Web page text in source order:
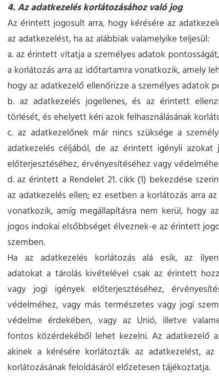
4. Az adatkezelés korlátozásához való jog
Az érintett jogosult arra, hogy kérésére az
az adatkezelést, ha az alábbiak valamelyike teljesül:
a. az érintett vitatja a személyes adatok
a korlátozás arra az időtartamra vonatkozik, amely
hogy az adatkezelő ellenőrizze a személyes adatok
b. az adatkezelés jogellenes, és az érintett
törlését, és ehelyett kéri azok felhasználásának
c. az adatkezelőnek már nincs szüksége a
adatkezelés céljából, de az érintett igényli azokat
előterjesztéséhez, érvényesítéséhez vagy
d. az érintett a Rendelet 21. cikk (1) bekezdése
az adatkezelés ellen; ez esetben a korlátozás arra
vonatkozik, amíg megállapításra nem kerül, hogy
jogos indokai elsőbbséget élveznek-e az érintett
szemben.
Ha az adatkezelés korlátozás alá esik, az
adatokat a tárolás kivételével csak az érintett
vagy jogi igények előterjesztéséhez,
védelméhez, vagy más természetes vagy jogi
védelme érdekében, vagy az Unió, illetve
fontos közérdekéből lehet kezelni. Az adatkezelő
akinek a kérésére korlátozták az adatkezelést, az
korlátozásának feloldásáról előzetesen tájékoztatja.